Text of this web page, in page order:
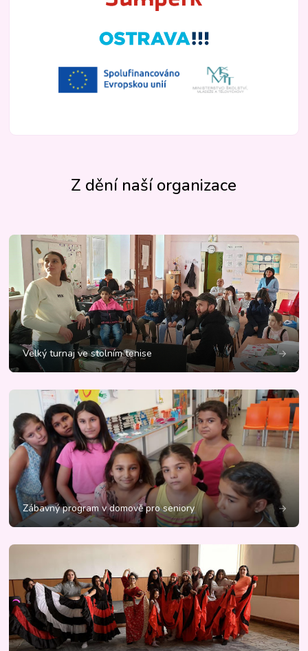
Z dění naší organizace
Velký turnaj ve stolním tenise
Zábavný program v domově pro seniory